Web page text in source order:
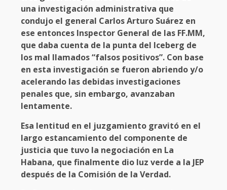
una investigación administrativa que
condujo el general Carlos Arturo Suárez en
ese entonces Inspector General de las FF.MM,
que daba cuenta de la punta del Iceberg de
los mal llamados “falsos positivos”. Con base
en esta investigación se fueron abriendo y/o
acelerando las debidas investigaciones
penales que, sin embargo, avanzaban
lentamente.
Esa lentitud en el juzgamiento gravitó en el
largo estancamiento del componente de
justicia que tuvo la negociación en La
Habana, que finalmente dio luz verde a la JEP
después de la Comisión de la Verdad.